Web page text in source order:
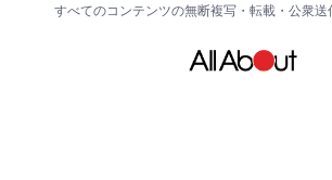
すべてのコンテンツの無断複写・転載・公衆送